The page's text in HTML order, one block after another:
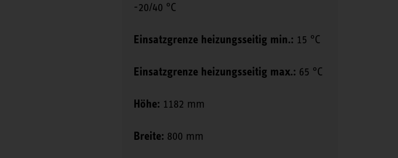
-20/40 °C
Einsatzgrenze heizungsseitig min.: 15 °C
Einsatzgrenze heizungsseitig max.: 65 °C
Höhe: 1182 mm
Breite: 800 mm